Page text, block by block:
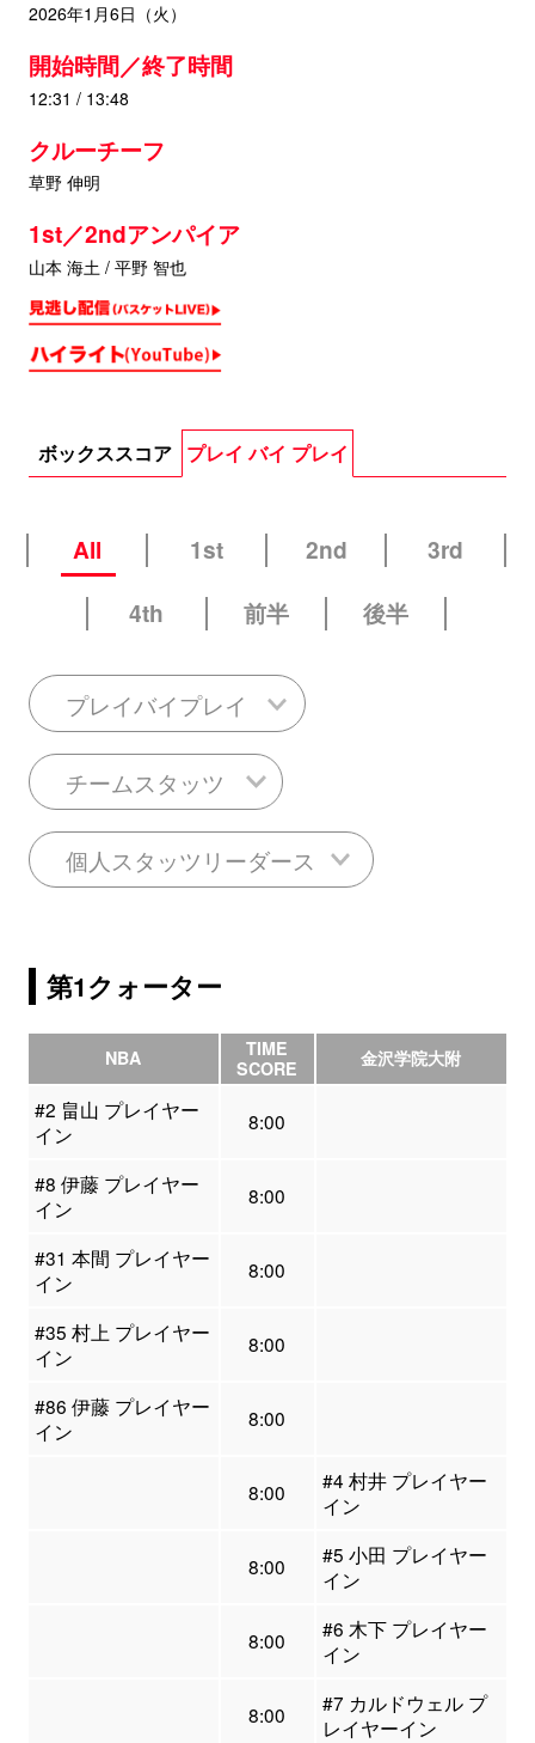
2026年1月6日（火）
開始時間／終了時間
12:31 / 13:48
クルーチーフ
草野 伸明
1st／2ndアンパイア
山本 海土 / 平野 智也
ボックススコア プレイ バイ プレイ
All 1st 2nd
3rd
4th
前半 後半
プレイバイプレイ
チームスタッツ
個人スタッツリーダース
第1クォーター
NBA
TIME
SCORE
金沢学院大附
#2 畠山 プレイヤー
イン
8:00
#8 伊藤 プレイヤー
イン
8:00
#31 本間 プレイヤー
イン
8:00
#35 村上 プレイヤー
イン
8:00
#86 伊藤 プレイヤー
イン
8:00
8:00
#4 村井 プレイヤー
イン
8:00
#5 小田 プレイヤー
イン
8:00
#6 木下 プレイヤー
イン
8:00
#7 カルドウェル プ
レイヤーイン